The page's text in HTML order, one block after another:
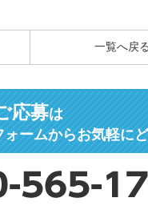
一覧へ戻る
応募は
ームからお気軽に